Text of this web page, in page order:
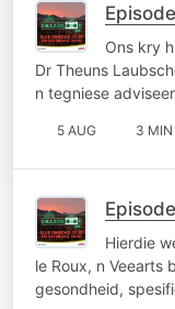
Ons kry
Dr Theuns
n tegniese
5 AUG 3 MIN
Hierdie
le Roux, n Veearts
gesondheid,